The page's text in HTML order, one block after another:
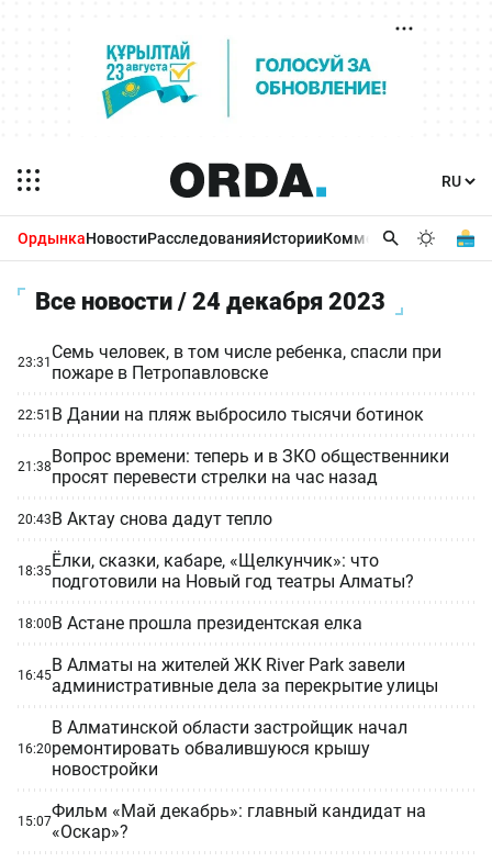
ОрдынкаНовостиРасследованияИсторииКомментарииБизнес
Все новости / 24 декабря 2023
23:31 Семь человек, в том числе ребенка, спасли при
пожаре в Петропавловске
22:51 В Дании на пляж выбросило тысячи ботинок
21:38Вопрос времени: теперь и в ЗКО общественники
просят перевести стрелки на час назад
20:43В Актау снова дадут тепло
18:35Ёлки, сказки, кабаре, «Щелкунчик»: что
подготовили на Новый год театры Алматы?
18:00В Астане прошла президентская елка
16:45В Алматы на жителей ЖК River Park завели
административные дела за перекрытие улицы
16:20
В Алматинской области застройщик начал
ремонтировать обвалившуюся крышу
новостройки
15:07Фильм «Май декабрь»: главный кандидат на
«Оскар»?